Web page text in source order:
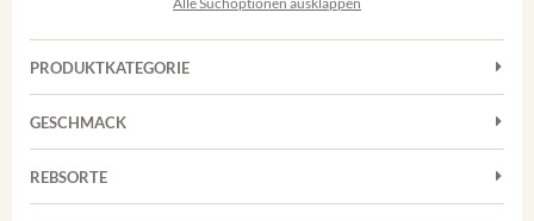
PRODUKTKATEGORIE
Cuvées
Rosé
GESCHMACK
Trocken
REBSORTE
Chardonnay